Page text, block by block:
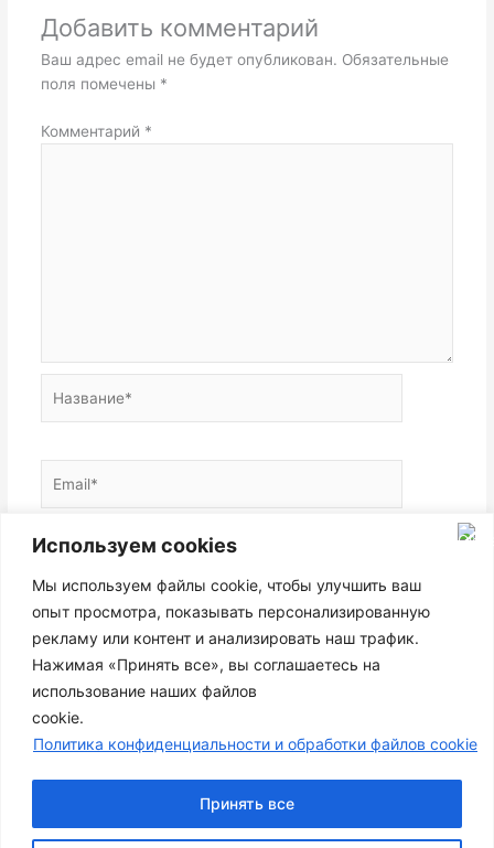
Используем cookies
Мы используем файлы cookie, чтобы улучшить ваш
опыт просмотра, показывать персонализированную
рекламу или контент и анализировать наш трафик.
Нажимая «Принять все», вы соглашаетесь на
использование наших файлов
cookie.
Политика конфиденциальности и обработки файлов cookie
Принять все
Добавить комментарий
Ваш адрес email не будет опубликован. Обязательные
поля помечены *
Комментарий *
Сайт